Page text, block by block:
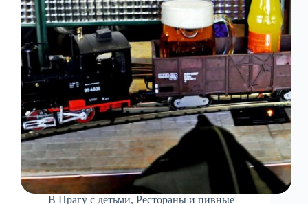
В Прагу с детьми, Рестораны и пивные